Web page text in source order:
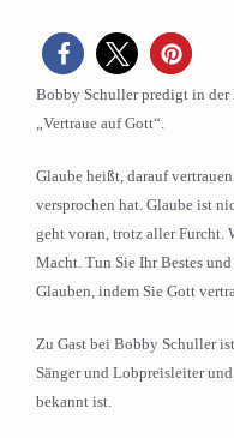
Bobby Schuller predigt in der
„Vertraue auf Gott“.
Glaube heißt, darauf
versprochen hat. Glaube ist
geht voran, trotz aller Furcht.
Macht. Tun Sie Ihr Bestes
Glauben, indem Sie Gott
Zu Gast bei Bobby Schuller
Sänger und Lobpreisleiter
bekannt ist.